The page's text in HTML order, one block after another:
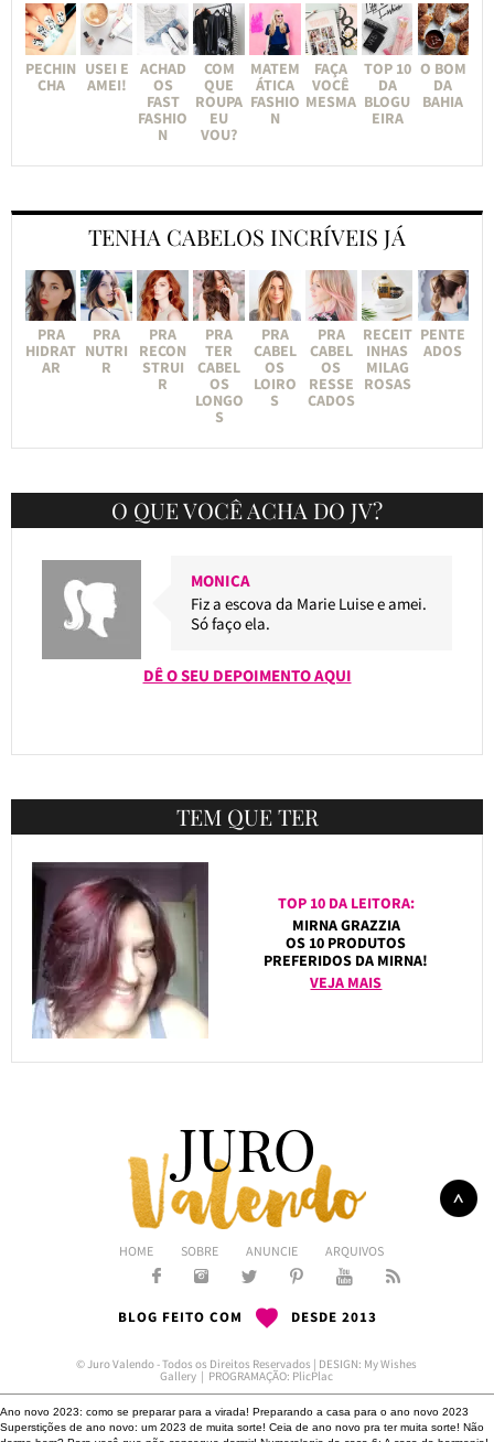
PECHIN
CHA
USEI E
AMEI!
ACHAD
OS
FAST
FASHIO
N
COM
QUE
ROUPA
EU
VOU?
MATEM
ÁTICA
FASHIO
N
FAÇA
VOCÊ
MESMA
TOP 10
DA
BLOGU
EIRA
O BOM
DA
BAHIA
TENHA CABELOS INCRÍVEIS JÁ
PRA
HIDRAT
AR
PRA
NUTRI
R
PRA
RECON
STRUI
R
PRA
TER
CABEL
OS
LONGO
S
PRA
CABEL
OS
LOIRO
S
PRA
CABEL
OS
RESSE
CADOS
RECEIT
INHAS
MILAG
ROSAS
PENTE
ADOS
O QUE VOCÊ ACHA DO JV?
MONICA
Fiz a escova da Marie Luise e amei.
Só faço ela.
DÊ O SEU DEPOIMENTO AQUI
TEM QUE TER
TOP 10 DA LEITORA:
MIRNA GRAZZIA
OS 10 PRODUTOS
PREFERIDOS DA MIRNA!
VEJA MAIS
HOME SOBRE ANUNCIE ARQUIVOS
BLOG FEITO COM DESDE 2013
© Juro Valendo - Todos os Direitos Reservados | DESIGN: My Wishes
Gallery | PROGRAMAÇÃO: PlicPlac
Ano novo 2023: como se preparar para a virada! Preparando a casa para o ano novo 2023
Superstições de ano novo: um 2023 de muita sorte! Ceia de ano novo pra ter muita sorte! Não